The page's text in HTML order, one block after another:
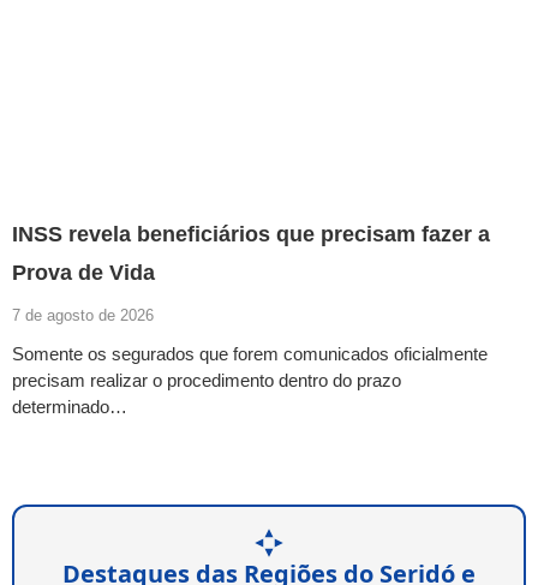
INSS revela beneficiários que precisam fazer a
Prova de Vida
7 de agosto de 2026
Somente os segurados que forem comunicados oficialmente
precisam realizar o procedimento dentro do prazo
determinado…
Destaques das Regiões do Seridó e